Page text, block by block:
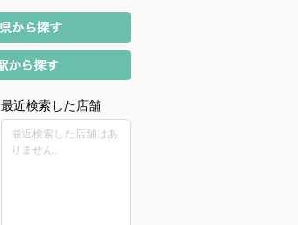
最近検索した店舗
最近検索した店舗はあ
りません。